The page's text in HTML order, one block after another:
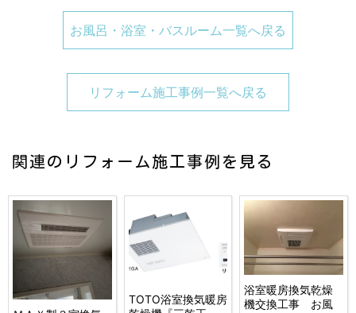
お風呂・浴室・バスルーム一覧へ戻る
リフォーム施工事例一覧へ戻る
関連のリフォーム施工事例を見る
TOTO浴室換気暖房
浴室暖房換気乾燥
機交換工事 お風